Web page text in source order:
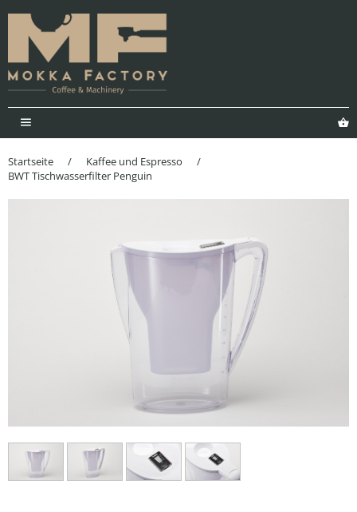
Startseite / Kaffee und Espresso
/
BWT Tischwasserfilter Penguin